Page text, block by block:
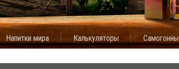
Напитки мира Калькуляторы